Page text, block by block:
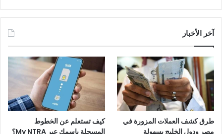
آخر الأخبار
طرق كشف العملات المزورة في
مصر ودول الخليج بسهولة
كيف تستعلم عن الخطوط
المسجلة باسمك عبر My NTRA؟